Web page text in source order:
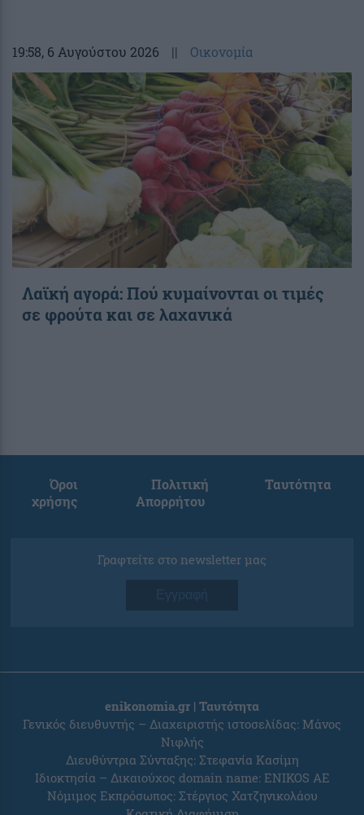
19:58, 6 Αυγούστου 2026 || Οικονομία
Λαϊκή αγορά: Πού κυμαίνονται οι τιμές
σε φρούτα και σε λαχανικά
Όροι
χρήσης
Πολιτική
Απορρήτου
Ταυτότητα
Γραφτείτε στο newsletter μας
Εγγραφή
enikonomia.gr | Ταυτότητα
Γενικός διευθυντής – Διαχειριστής ιστοσελίδας: Μάνος
Νιφλής
Διευθύντρια Σύνταξης: Στεφανία Κασίμη
Ιδιοκτησία – Δικαιούχος domain name: ENIKOS AE
Νόμιμος Εκπρόσωπος: Στέργιος Χατζηνικολάου